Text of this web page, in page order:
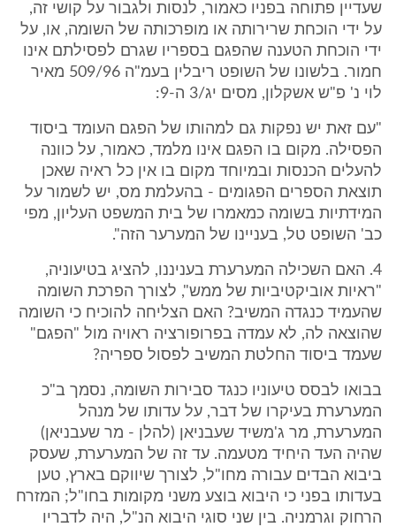
שעדיין פתוחה בפניו כאמור, לנסות ולגבור על קושי זה,
על ידי הוכחת שרירותה או מופרכותה של השומה, או, על
ידי הוכחת הטענה שהפגם בספריו שגרם לפסילתם אינו
חמור. בלשונו של השופט ריבלין בעמ"ה 509/96 מאיר
לוי נ' פ"ש אשקלון, מסים יג/3 ה-9:
"עם זאת יש נפקות גם למהותו של הפגם העומד ביסוד
הפסילה. מקום בו הפגם אינו מלמד, כאמור, על כוונה
להעלים הכנסות ובמיוחד מקום בו אין כל ראיה שאכן
תוצאת הספרים הפגומים - בהעלמת מס, יש לשמור על
המידתיות בשומה כמאמרו של בית המשפט העליון, מפי
כב' השופט טל, בעניינו של המערער הזה".
4. האם השכילה המערערת בעניננו, להציג בטיעוניה,
"ראיות אוביקטיביות של ממש", לצורך הפרכת השומה
שהעמיד כנגדה המשיב? האם הצליחה להוכיח כי השומה
שהוצאה לה, לא עמדה בפרופורציה ראויה מול "הפגם"
שעמד ביסוד החלטת המשיב לפסול ספריה?
בבואו לבסס טיעוניו כנגד סבירות השומה, נסמך ב"כ
המערערת בעיקרו של דבר, על עדותו של מנהל
המערערת, מר ג'משיד שעבניאן (להלן - מר שעבניאן)
שהיה העד היחיד מטעמה. עד זה של המערערת, שעסק
ביבוא הבדים עבורה מחו"ל, לצורך שיווקם בארץ, טען
בעדותו בפני כי היבוא בוצע משני מקומות בחו"ל; המזרח
הרחוק וגרמניה. בין שני סוגי היבוא הנ"ל, היה לדבריו